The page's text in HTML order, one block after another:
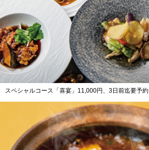
スペシャルコース「喜宴」11,000円、3日前迄要予約